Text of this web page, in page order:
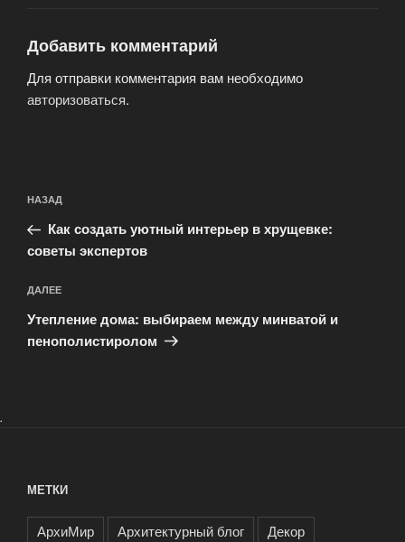
Добавить комментарий
Для отправки комментария вам необходимо
авторизоваться.
по
записям
Предыдущая
запись:
НАЗАД
Как создать уютный интерьер в хрущевке:
советы экспертов
Следующая
запись
ДАЛЕЕ
Утепление дома: выбираем между минватой и
пенополистиролом
.
МЕТКИ
АрхиМир Архитектурный блог
Декор